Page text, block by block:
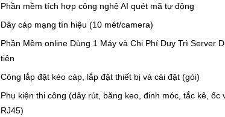
Phần mềm tích hợp công nghệ AI quét mã tự động
Dây cáp mạng tín hiệu (10 mét/camera)
Phần Mềm online Dùng 1 Máy và Chi Phí Duy Trì Server
tiên
Công lắp đặt kéo cáp, lắp đặt thiết bị và cài đặt (gói)
Phụ kiện thi công (dây rút, băng keo, đinh móc, tắc kê, ốc
RJ45)